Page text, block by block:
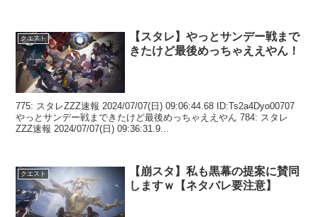
クエスト
【スタレ】やっとサンデー戦まで
きたけど最後めっちゃええやん！
775: スタレZZZ速報 2024/07/07(日) 09:06:44.68 ID:Ts2a4Dyo00707
やっとサンデー戦まできたけど最後めっちゃええやん 784: スタレ
ZZZ速報 2024/07/07(日) 09:36:31.9...
クエスト
【崩スタ】私も黒幕の提案に賛同
しますｗ【ネタバレ要注意】